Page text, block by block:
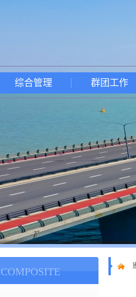
综合管理 群团工作
COMPOSITE